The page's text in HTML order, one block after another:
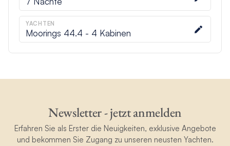
YACHTEN
Moorings 44.4 - 4 Kabinen
Newsletter - jetzt anmelden
Erfahren Sie als Erster die Neuigkeiten, exklusive Angebote
und bekommen Sie Zugang zu unseren neusten Yachten.